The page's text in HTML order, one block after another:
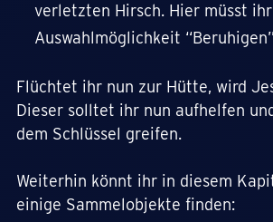
verletzten Hirsch. Hier müsst
Auswahlmöglichkeit
Flüchtet ihr nun zur Hütte, wird
Dieser solltet ihr nun aufhelfen
dem Schlüssel greifen.
Weiterhin könnt ihr in diesem
einige Sammelobjekte finden: